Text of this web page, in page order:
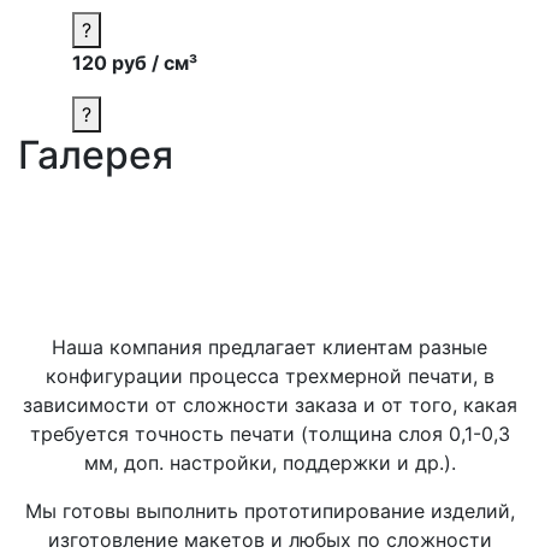
?
120 руб / см³
?
Галерея
Наша компания предлагает клиентам разные
конфигурации процесса трехмерной печати, в
зависимости от сложности заказа и от того, какая
требуется точность печати (толщина слоя 0,1-0,3
мм, доп. настройки, поддержки и др.).
Мы готовы выполнить прототипирование изделий,
изготовление макетов и любых по сложности